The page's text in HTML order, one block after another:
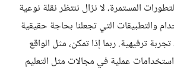
المستمرة، لا نزال ننتظر نقلة نوعية
والتطبيقات التي تجعلنا بحاجة حقيقية
ترفيهية. ربما إذا تمكن، مثل الواقع
استخدامات عملية في مجالات مثل التعليم